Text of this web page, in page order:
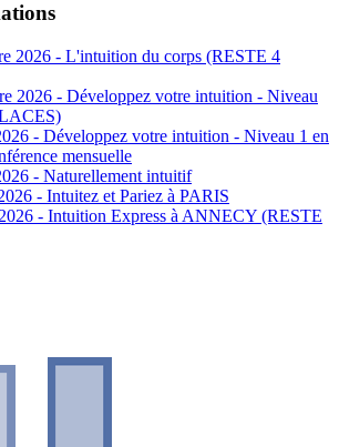
2026 - L'intuition du corps (RESTE 4
2026 - Développez votre intuition - Niveau
- Développez votre intuition - Niveau 1 en
mensuelle
- Naturellement intuitif
- Intuitez et Pariez à PARIS
- Intuition Express à ANNECY (RESTE